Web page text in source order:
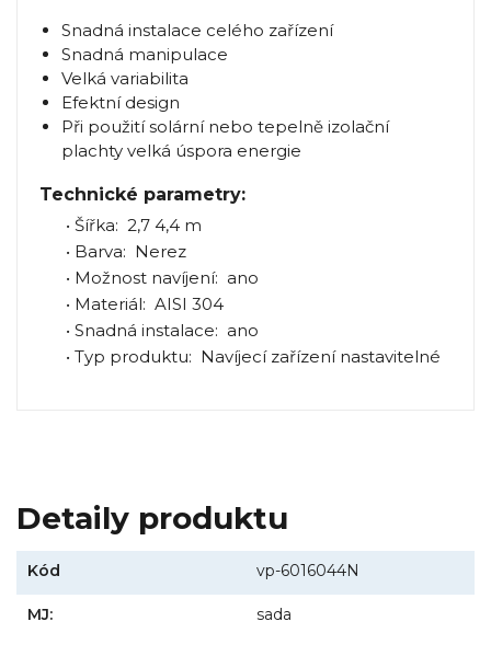
Snadná instalace celého zařízení
Snadná manipulace
Velká variabilita
Efektní design
Při použití solární nebo tepelně izolační
plachty velká úspora energie
Technické parametry:
• Šířka: 2,7 4,4 m
• Barva: Nerez
• Možnost navíjení: ano
• Materiál: AISI 304
• Snadná instalace: ano
• Typ produktu: Navíjecí zařízení nastavitelné
Detaily produktu
Kód vp-6016044N
MJ: sada